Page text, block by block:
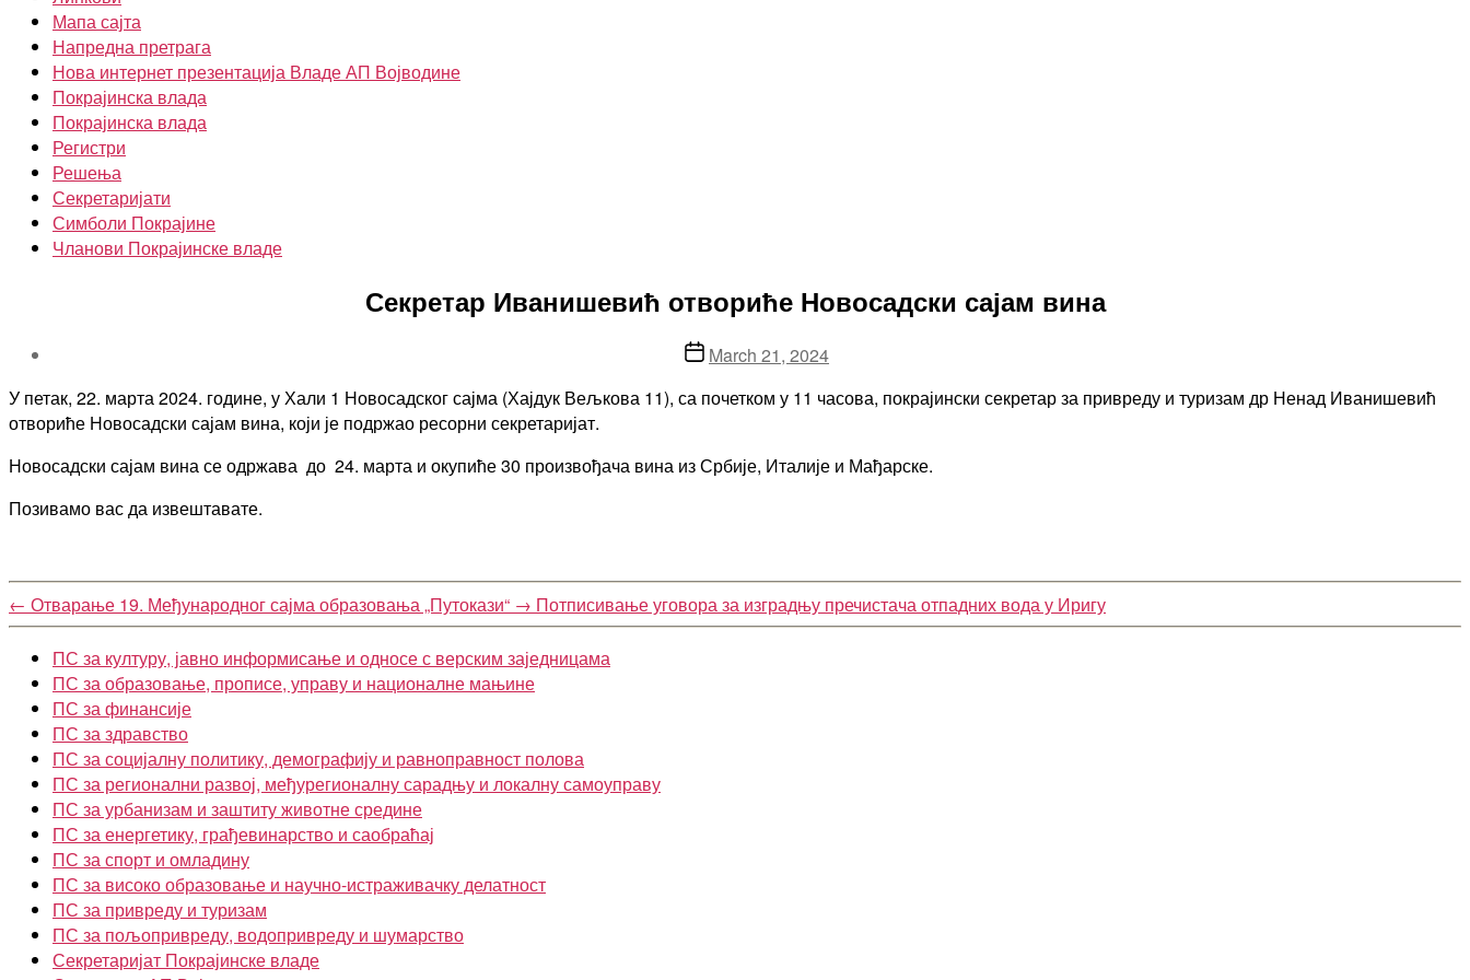
Мапа сајта
Напредна претрага
Нова интернет презентација Владе АП Војводине
Покрајинска влада
Покрајинска влада
Регистри
Решења
Секретаријати
Симболи Покрајине
Чланови Покрајинске владе
Секретар Иванишевић отвориће Новосадски сајам вина
PostMarch 21, 2024
У петак, 22. марта 2024. године, у Хали 1 Новосадског сајма (Хајдук Вељкова 11), са почетком у 11 часова, покрајински секретар за привреду и туризам др Ненад Иванишевић
отвориће Новосадски сајам вина, који је подржао ресорни секретаријат.
Новосадски сајам вина се одржава до 24. марта и окупиће 30 произвођача вина из Србије, Италије и Мађарске.
Позивамо вас да извештавате.
← Отварање 19. Међународног сајма образовања „Путокази“ → Потписивање уговора за изградњу пречистача отпадних вода у Иригу
ПС за културу, јавно информисање и односе с верским заједницама
ПС за образовање, прописе, управу и националне мањине
ПС за финансије
ПС за здравство
ПС за социјалну политику, демографију и равноправност полова
ПС за регионални развој, међурегионалну сарадњу и локалну самоуправу
ПС за урбанизам и заштиту животне средине
ПС за енергетику, грађевинарство и саобраћај
ПС за спорт и омладину
ПС за високо образовање и научно-истраживачку делатност
ПС за привреду и туризам
ПС за пољопривреду, водопривреду и шумарство
Секретаријат Покрајинске владе